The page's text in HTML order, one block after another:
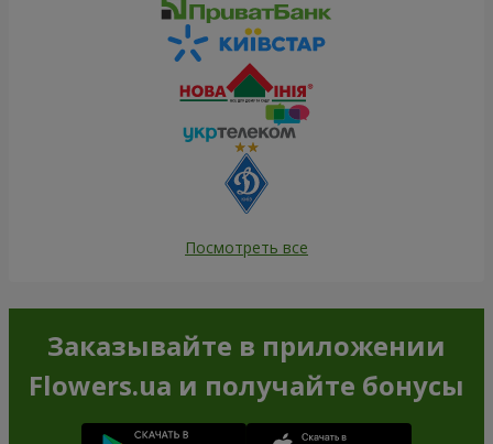
Посмотреть все
Заказывайте в приложении
Flowers.ua и получайте бонусы